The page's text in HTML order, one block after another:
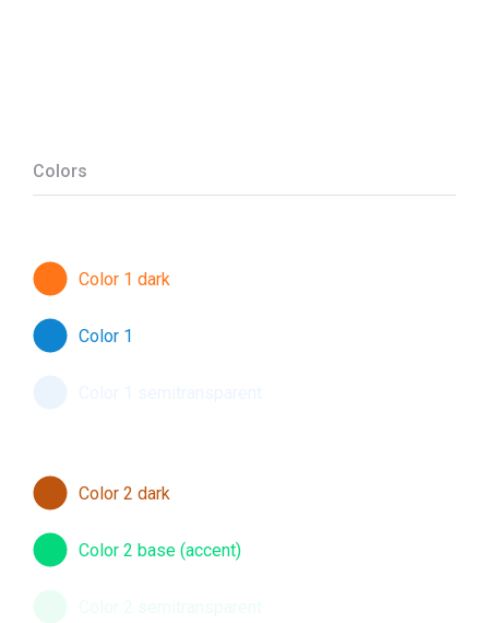
Colors
Color 1 dark
Color 1
Color 2 dark
Color 2 base (accent)